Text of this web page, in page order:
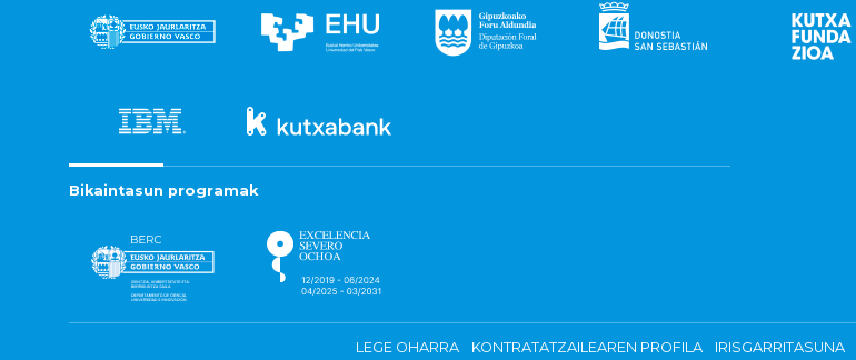
Bikaintasun programak
LEGE OHARRA KONTRATATZAILEAREN PROFILA IRISGARRITASUNA